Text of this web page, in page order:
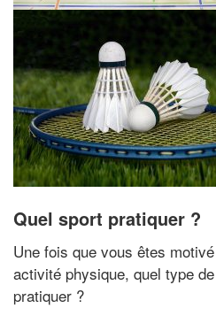
Quel sport pratiquer ?
Une fois que vous êtes
activité physique, quel type
pratiquer ?